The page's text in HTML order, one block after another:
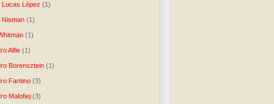
Lucas López (1)
Nisman (1)
(1)
Alfie (1)
Borensztein (1)
Fantino (3)
Malofiej (3)